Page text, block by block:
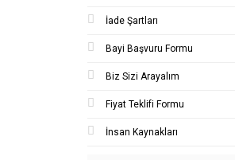
İade Şartları
Bayi Başvuru Formu
Biz Sizi Arayalım
Fiyat Teklifi Formu
İnsan Kaynakları